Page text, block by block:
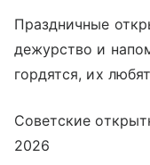
Праздничные
дежурство и
гордятся, их
Советские
2026